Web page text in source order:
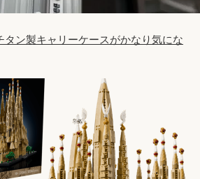
タン製キャリーケースがかなり気にな